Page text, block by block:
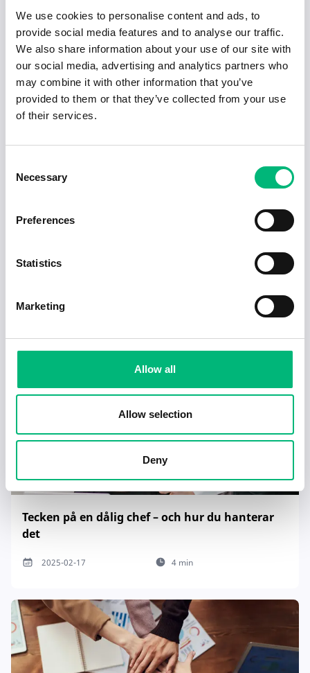
We use cookies to personalise content and ads, to
provide social media features and to analyse our traffic.
We also share information about your use of our site with
our social media, advertising and analytics partners who
may combine it with other information that you’ve
provided to them or that they’ve collected from your use
of their services.
Selection
Necessary
Preferences
Statistics
Marketing
Allow all
Allow selection
Deny
Senaste publiceringarna i Jobbnytt
Visa fler artiklar
2025-02-20
Tecken på en dålig chef – och hur du hanterar
det
2025-02-17 4 min